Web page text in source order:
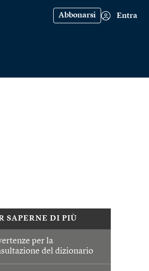
Abbonarsi Entra
SAPERNE DI PIÙ
per la
del dizionario